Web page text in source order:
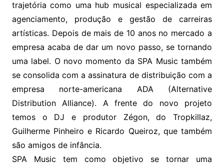
trajetória como uma hub musical especializada em
agenciamento, produção e gestão de carreiras
artísticas. Depois de mais de 10 anos no mercado a
empresa acaba de dar um novo passo, se tornando
uma label. O novo momento da SPA Music também
se consolida com a assinatura de distribuição com a
empresa norte-americana ADA (Alternative
Distribution Alliance). A frente do novo projeto
temos o DJ e produtor Zégon, do Tropkillaz,
Guilherme Pinheiro e Ricardo Queiroz, que também
são amigos de infância.
SPA Music tem como objetivo se tornar uma